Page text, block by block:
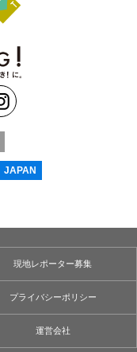
JAPAN
現地レポーター募集
プライバシーポリシー
運営会社